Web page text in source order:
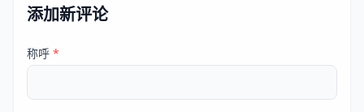
添加新评论
称呼 *